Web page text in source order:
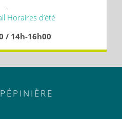
.
Horaires d’été
/ 14h-16h00